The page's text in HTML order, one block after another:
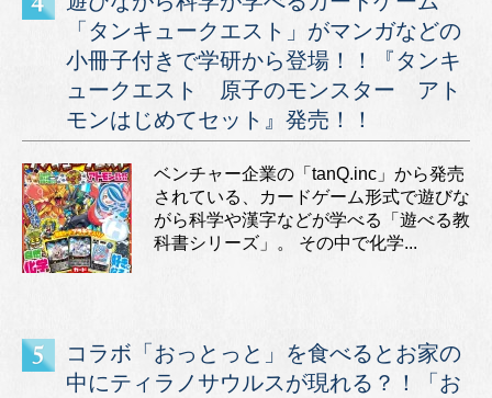
「タンキュークエスト」がマンガなどの
小冊子付きで学研から登場！！『タンキ
ュークエスト 原子のモンスター アト
モンはじめてセット』発売！！
ベンチャー企業の「tanQ.inc」から発売
されている、カードゲーム形式で遊びな
がら科学や漢字などが学べる「遊べる教
科書シリーズ」。 その中で化学...
コラボ「おっとっと」を食べるとお家の
中にティラノサウルスが現れる？！「お